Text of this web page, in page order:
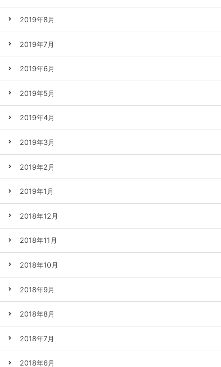
2019年8月
2019年7月
2019年6月
2019年5月
2019年4月
2019年3月
2019年2月
2019年1月
2018年12月
2018年11月
2018年10月
2018年9月
2018年8月
2018年7月
2018年6月